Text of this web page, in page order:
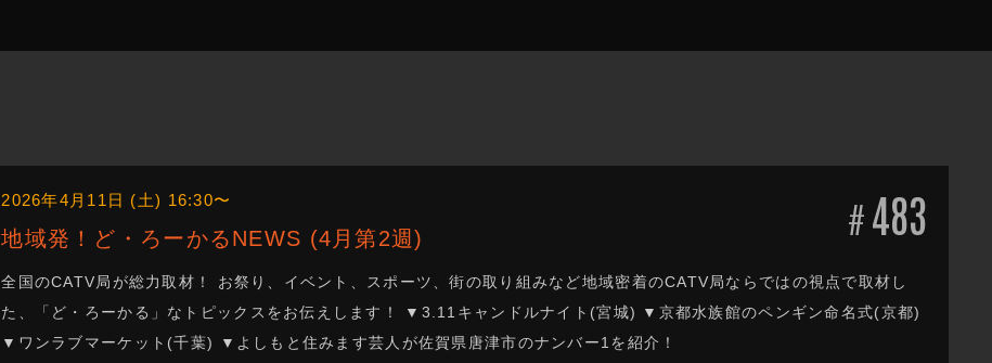
#483
2026年4月11日 (土) 16:30〜
地域発！ど・ろーかるNEWS (4月第2週)
全国のCATV局が総力取材！ お祭り、イベント、スポーツ、街の取り組みなど地域密着のCATV局ならではの視点で取材し
た、「ど・ろーかる」なトピックスをお伝えします！ ▼3.11キャンドルナイト(宮城) ▼京都水族館のペンギン命名式(京都)
▼ワンラブマーケット(千葉) ▼よしもと住みます芸人が佐賀県唐津市のナンバー1を紹介！